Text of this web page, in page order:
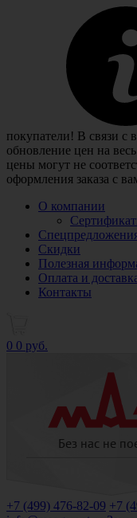
покупатели! В связи с
обновление цен на
цены могут не
оформления заказа с
О компании
Скидки
Полезная
Оплата и
Контакты
0 0 руб.
+7 (499) 476-82-09 +7